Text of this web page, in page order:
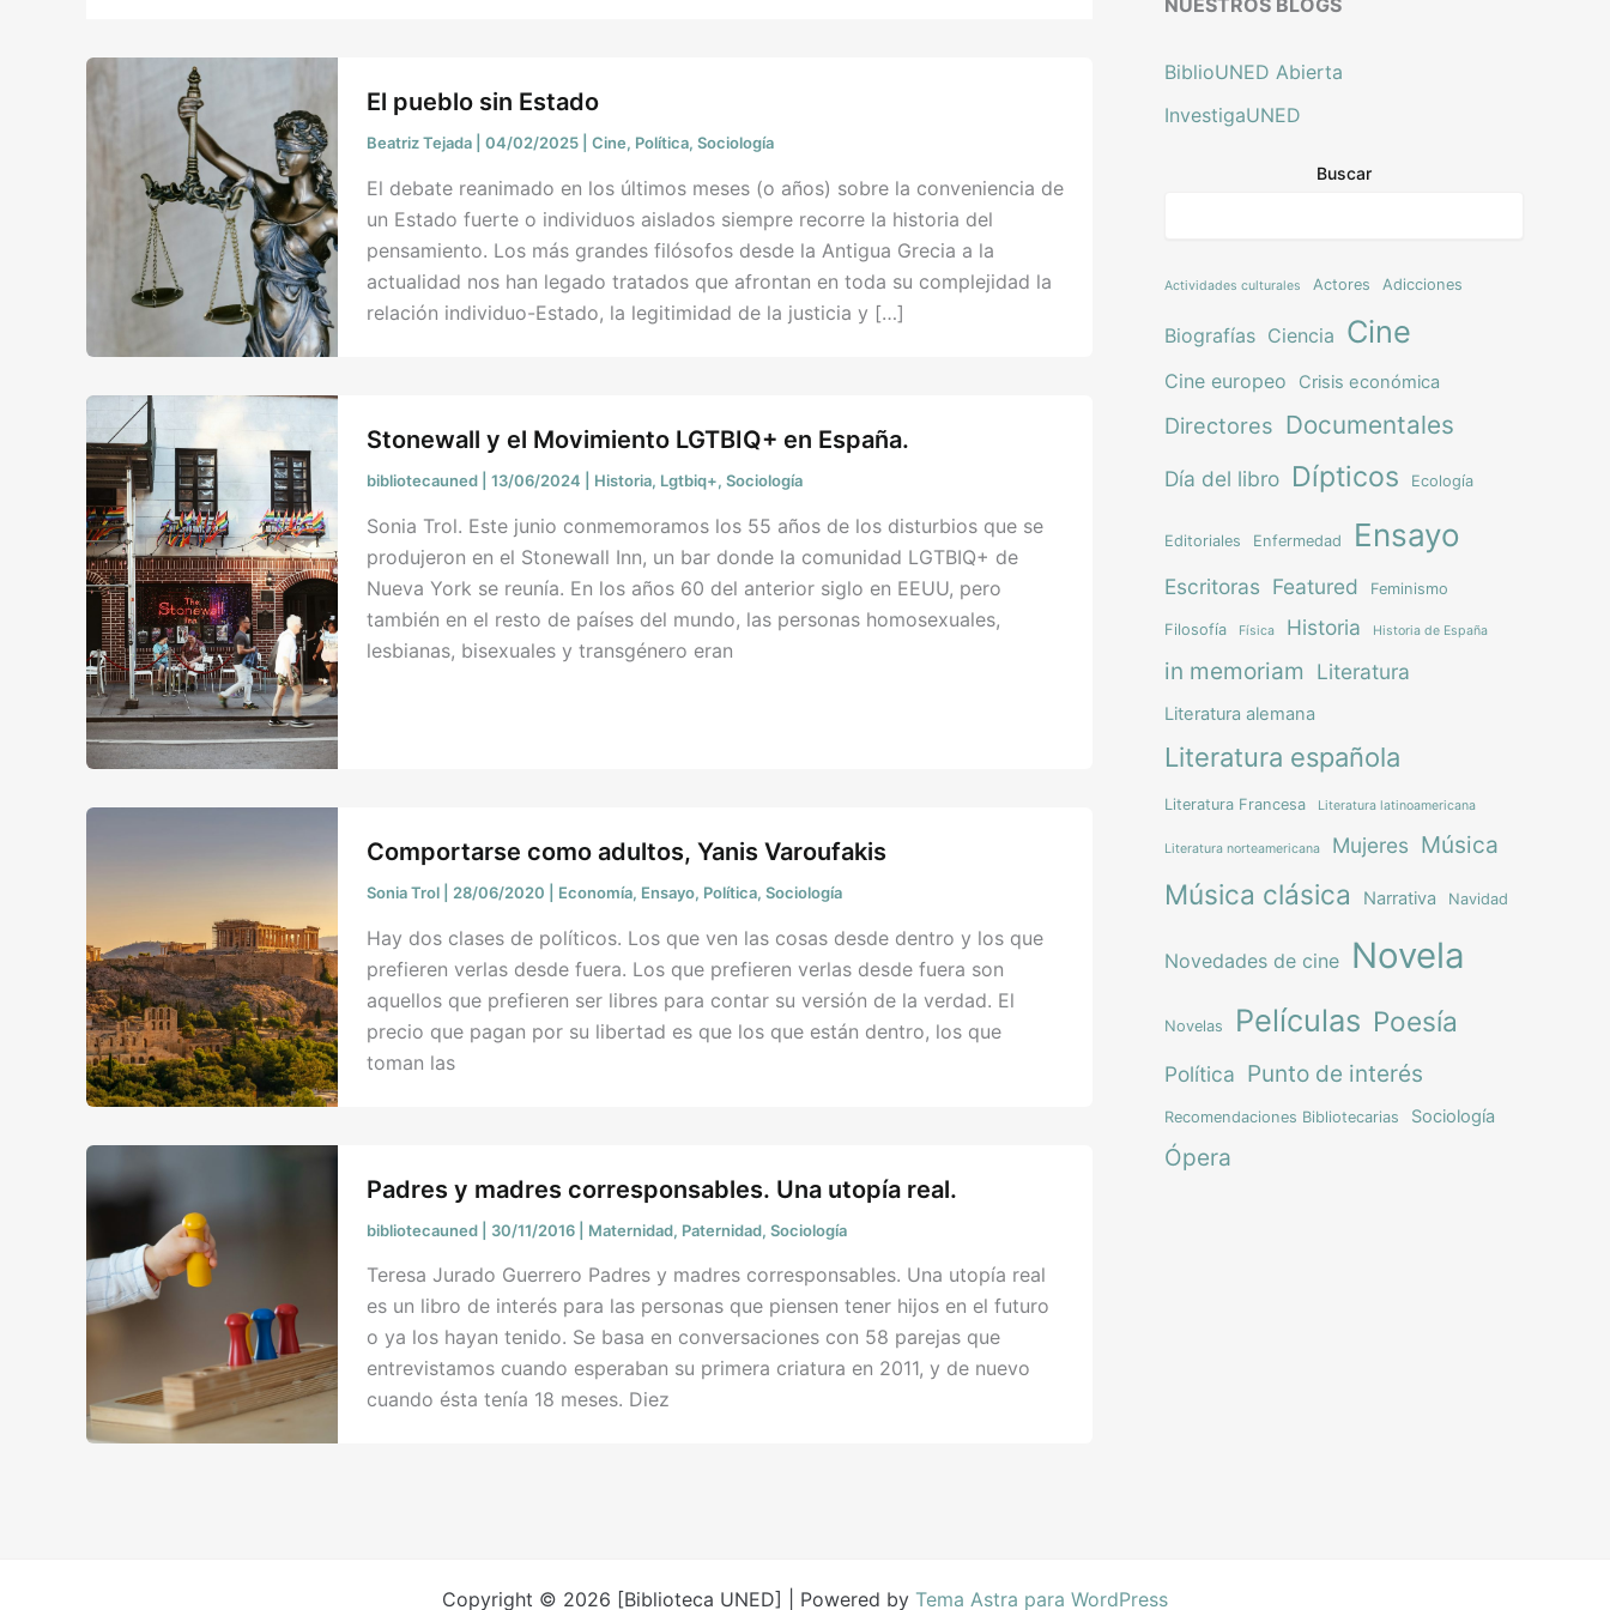
El pueblo sin Estado
Beatriz Tejada 04/02/2025 Cine, Política, Sociología
El debate reanimado en los últimos meses (o años) sobre la conveniencia de
un Estado fuerte o individuos aislados siempre recorre la historia del
pensamiento. Los más grandes filósofos desde la Antigua Grecia a la
actualidad nos han legado tratados que afrontan en toda su complejidad la
relación individuo-Estado, la legitimidad de la justicia y […]
Stonewall y el Movimiento LGTBIQ+ en España.
bibliotecauned 13/06/2024 Historia, Lgtbiq+, Sociología
Sonia Trol. Este junio conmemoramos los 55 años de los disturbios que se
produjeron en el Stonewall Inn, un bar donde la comunidad LGTBIQ+ de
Nueva York se reunía. En los años 60 del anterior siglo en EEUU, pero
también en el resto de países del mundo, las personas homosexuales,
lesbianas, bisexuales y transgénero eran
Comportarse como adultos, Yanis Varoufakis
Sonia Trol 28/06/2020 Economía, Ensayo, Política, Sociología
Hay dos clases de políticos. Los que ven las cosas desde dentro y los que
prefieren verlas desde fuera. Los que prefieren verlas desde fuera son
aquellos que prefieren ser libres para contar su versión de la verdad. El
precio que pagan por su libertad es que los que están dentro, los que
toman las
Padres y madres corresponsables. Una utopía real.
bibliotecauned 30/11/2016 Maternidad, Paternidad, Sociología
Teresa Jurado Guerrero Padres y madres corresponsables. Una utopía real
es un libro de interés para las personas que piensen tener hijos en el futuro
o ya los hayan tenido. Se basa en conversaciones con 58 parejas que
entrevistamos cuando esperaban su primera criatura en 2011, y de nuevo
cuando ésta tenía 18 meses. Diez
BiblioUNED Abierta
InvestigaUNED
Buscar
Actividades culturales Actores Adicciones
Biografías Ciencia Cine
Cine europeo Crisis económica
Directores Documentales
Día del libro Dípticos Ecología
Editoriales Enfermedad Ensayo
Escritoras Featured Feminismo
Filosofía Física Historia Historia de España
in memoriam Literatura
Literatura alemana
Literatura española
Literatura Francesa Literatura latinoamericana
Literatura norteamericana Mujeres Música
Música clásica Narrativa Navidad
Novedades de cine Novela
Novelas Películas Poesía
Política Punto de interés
Recomendaciones Bibliotecarias Sociología
Ópera
Copyright © 2026 [Biblioteca UNED] | Powered by Tema Astra para WordPress